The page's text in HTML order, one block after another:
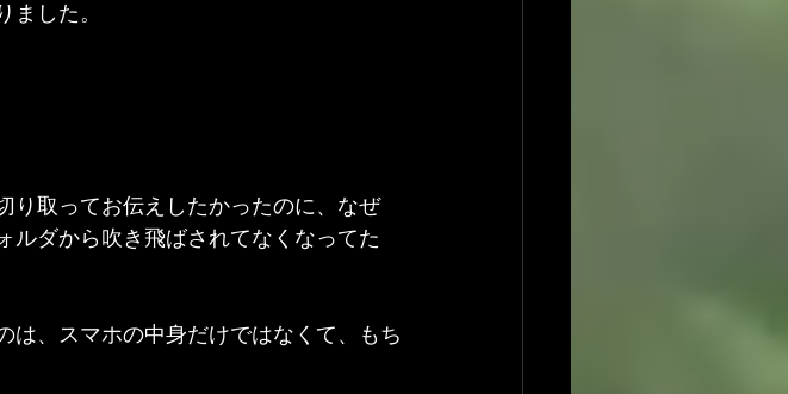
した。
り取ってお伝えしたかったのに、なぜ
ルダから吹き飛ばされてなくなってた
は、スマホの中身だけではなくて、もち